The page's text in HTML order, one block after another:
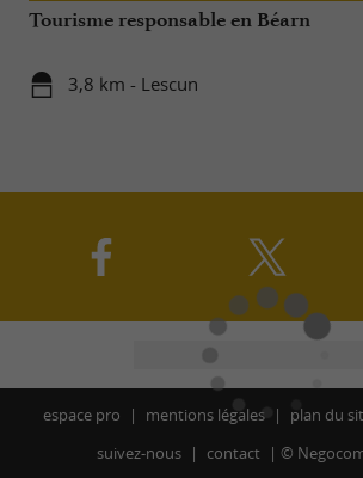
Tourisme responsable en Béarn
3,8 km - Lescun
espace pro mentions légales plan du
suivez-nous
contact ©